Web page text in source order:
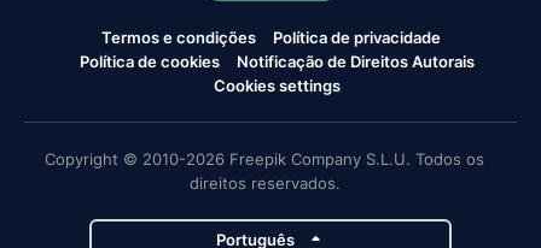
Termos e condições
Política de privacidade
Política de cookies
Notificação de Direitos Autorais
Cookies settings
Copyright © 2010-2026 Freepik Company S.L.U. Todos os
direitos reservados.
Português